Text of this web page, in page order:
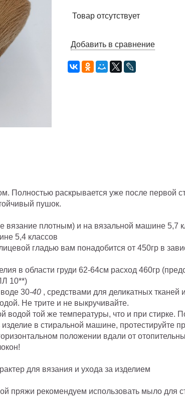
Товар отсутствует
Добавить в сравнение
Полностью раскрывается уже после первой
пушок.
вязание плотным) и на вязальной машине 5,7
5,4 классов
гладью вам понадобится от 450гр в
в области груди 62-64см расход 460гр
10**)
30-40 , средствами для деликатных тканей
Не трите и не выкручивайте.
водой той же температуры, что и при стирке.
в стиральной машине, протестируйте
положении вдали от
для вязания и ухода за изделием
пряжи рекомендуем использовать мыло для